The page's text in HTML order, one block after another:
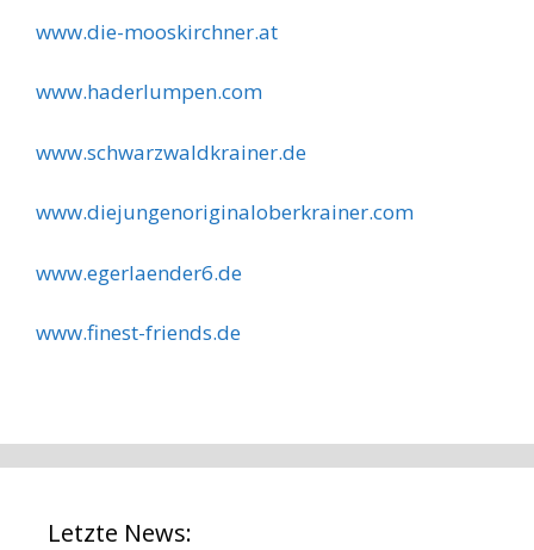
www.die-mooskirchner.at
www.haderlumpen.com
www.schwarzwaldkrainer.de
www.diejungenoriginaloberkrainer.com
www.egerlaender6.de
www.finest-friends.de
Letzte News: